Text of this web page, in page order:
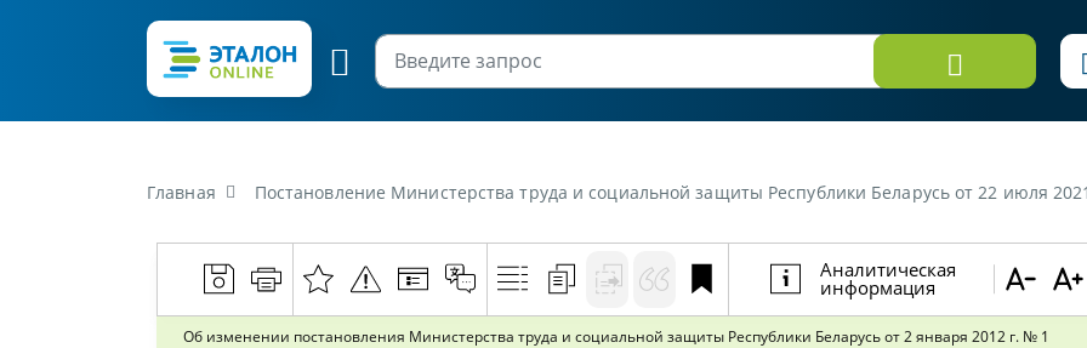
Главная Постановление Министерства труда и социальной защиты Республики Беларусь от 22 июля 2021 г. №55 «Об изменении постановления Министерства
Аналитическая
информация
Об изменении постановления Министерства труда и социальной защиты Республики Беларусь от 2 января 2012 г. № 1